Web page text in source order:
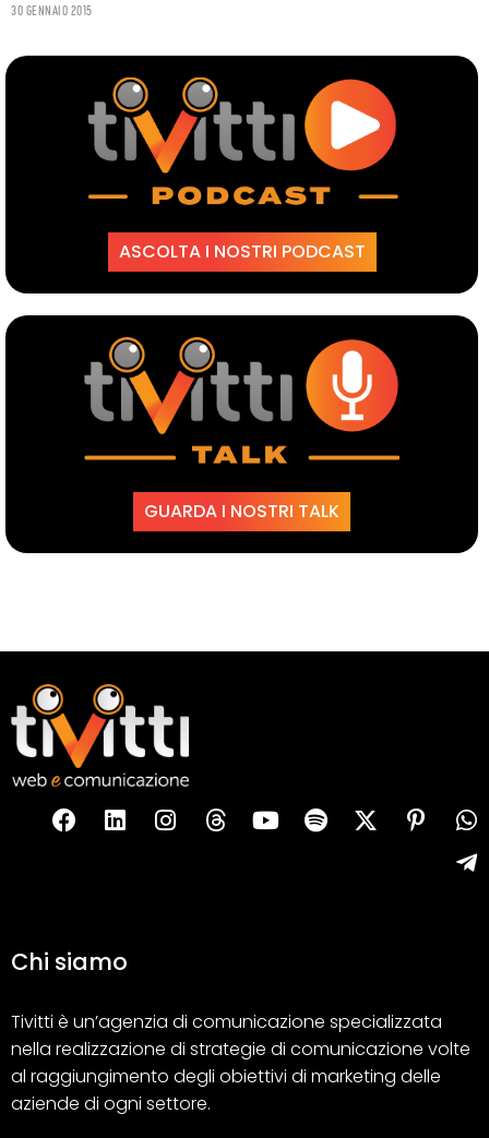
30 Gennaio 2015
ASCOLTA I NOSTRI PODCAST
GUARDA I NOSTRI TALK
Chi siamo
Tivitti è un’agenzia di comunicazione specializzata
nella realizzazione di strategie di comunicazione volte
al raggiungimento degli obiettivi di marketing delle
aziende di ogni settore.